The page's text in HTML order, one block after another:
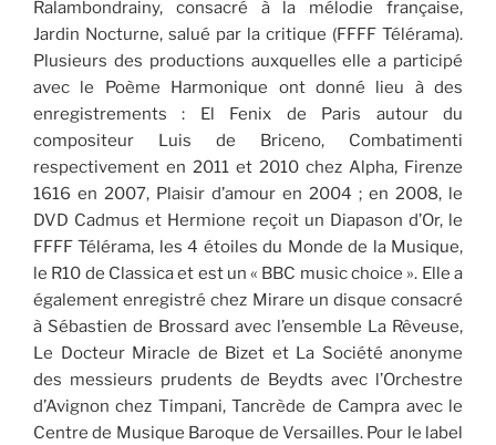
Ralambondrainy, consacré à la mélodie française,
Jardin Nocturne, salué par la critique (FFFF Télérama).
Plusieurs des productions auxquelles elle a participé
avec le Poème Harmonique ont donné lieu à des
enregistrements : El Fenix de Paris autour du
compositeur Luis de Briceno, Combatimenti
respectivement en 2011 et 2010 chez Alpha, Firenze
1616 en 2007, Plaisir d’amour en 2004 ; en 2008, le
DVD Cadmus et Hermione reçoit un Diapason d’Or, le
FFFF Télérama, les 4 étoiles du Monde de la Musique,
le R10 de Classica et est un « BBC music choice ». Elle a
également enregistré chez Mirare un disque consacré
à Sébastien de Brossard avec l’ensemble La Rêveuse,
Le Docteur Miracle de Bizet et La Société anonyme
des messieurs prudents de Beydts avec l’Orchestre
d’Avignon chez Timpani, Tancrède de Campra avec le
Centre de Musique Baroque de Versailles. Pour le label